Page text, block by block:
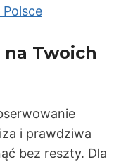
Twoich
i prawdziwa
bez reszty. Dla